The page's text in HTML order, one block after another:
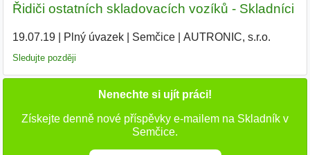
Řidiči ostatních skladovacích vozíků - Skladníci
19.07.19| Plný úvazek| Semčice| AUTRONIC, s.r.o.
Sledujte později
Nenechte si ujít práci!
Získejte denně nové příspěvky e-mailem na Skladník v
Semčice.